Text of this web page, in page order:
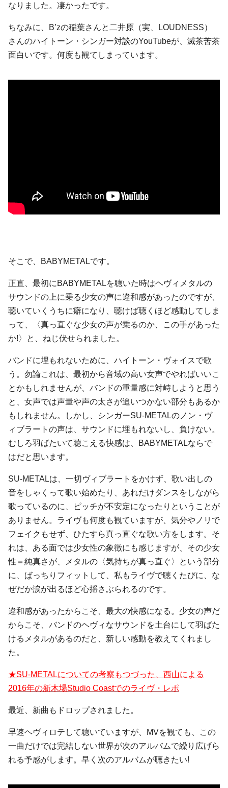
なりました。凄かったです。
ちなみに、B’zの稲葉さんと二井原（実、LOUDNESS）
さんのハイトーン・シンガー対談のYouTubeが、滅茶苦茶
面白いです。何度も観てしまっています。
そこで、BABYMETALです。
正直、最初にBABYMETALを聴いた時はヘヴィメタルの
サウンドの上に乗る少女の声に違和感があったのですが、
聴いていくうちに癖になり、聴けば聴くほど感動してしま
って、〈真っ直ぐな少女の声が乗るのか、この手があった
か!〉と、ねじ伏せられました。
バンドに埋もれないために、ハイトーン・ヴォイスで歌
う。勿論これは、最初から音域の高い女声でやればいいこ
とかもしれませんが、バンドの重量感に対峙しようと思う
と、女声では声量や声の太さが追いつかない部分もあるか
もしれません。しかし、シンガーSU-METALのノン・ヴ
ィブラートの声は、サウンドに埋もれないし、負けない。
むしろ羽ばたいて聴こえる快感は、BABYMETALならで
はだと思います。
SU-METALは、一切ヴィブラートをかけず、歌い出しの
音をしゃくって歌い始めたり、あれだけダンスをしながら
歌っているのに、ピッチが不安定になったりということが
ありません。ライヴも何度も観ていますが、気分やノリで
フェイクもせず、ひたすら真っ直ぐな歌い方をします。そ
れは、ある面では少女性の象徴にも感じますが、その少女
性＝純真さが、メタルの〈気持ちが真っ直ぐ〉という部分
に、ばっちりフィットして、私もライヴで聴くたびに、な
ぜだか涙が出るほど心揺さぶられるのです。
違和感があったからこそ、最大の快感になる。少女の声だ
からこそ、バンドのヘヴィなサウンドを土台にして羽ばた
けるメタルがあるのだと、新しい感動を教えてくれまし
た。
★SU-METALについての考察 もつづった、西山による
2016年の新木場Studio Coastでのライヴ・レポ
最近、新曲もドロップされました。
早速ヘヴィロテして聴いていますが、MVを観ても、この
一曲だけでは完結しない世界が次のアルバムで繰り広げら
れる予感がします。早く次のアルバムが聴きたい!